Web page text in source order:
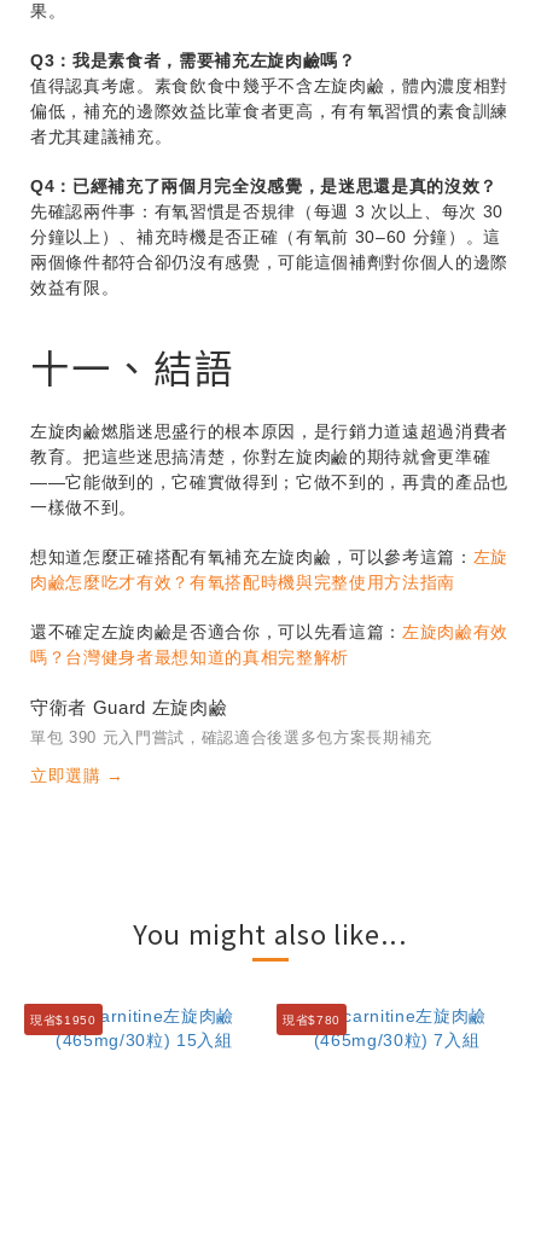
果。
Q3：我是素食者，需要補充左旋肉鹼嗎？
值得認真考慮。素食飲食中幾乎不含左旋肉鹼，體內濃度相對
偏低，補充的邊際效益比葷食者更高，有有氧習慣的素食訓練
者尤其建議補充。
Q4：已經補充了兩個月完全沒感覺，是迷思還是真的沒效？
先確認兩件事：有氧習慣是否規律（每週 3 次以上、每次 30
分鐘以上）、補充時機是否正確（有氧前 30–60 分鐘）。這
兩個條件都符合卻仍沒有感覺，可能這個補劑對你個人的邊際
效益有限。
十一、結語
左旋肉鹼燃脂迷思盛行的根本原因，是行銷力道遠超過消費者
教育。把這些迷思搞清楚，你對左旋肉鹼的期待就會更準確
——它能做到的，它確實做得到；它做不到的，再貴的產品也
一樣做不到。
想知道怎麼正確搭配有氧補充左旋肉鹼，可以參考這篇： 左旋
肉鹼怎麼吃才有效？有氧搭配時機與完整使用方法指南
還不確定左旋肉鹼是否適合你，可以先看這篇： 左旋肉鹼有效
嗎？台灣健身者最想知道的真相完整解析
守衛者 Guard 左旋肉鹼
單包 390 元入門嘗試，確認適合後選多包方案長期補充
立即選購 →
You might also like...
現省$1950 現省$780